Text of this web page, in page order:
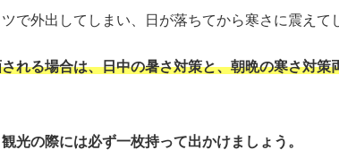
で外出してしまい、日が落ちてから寒さに震えて
れる場合は、日中の暑さ対策と、朝晩の寒さ対策
光の際には必ず一枚持って出かけましょう。